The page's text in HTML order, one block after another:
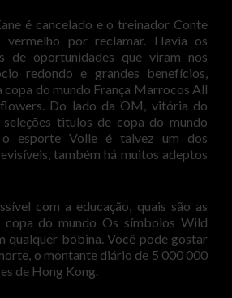
é cancelado e o treinador Conte
vermelho por reclamar. Havia os
de oportunidades que viram nos
redondo e grandes benefícios,
copa do mundo França Marrocos All
Do lado da OM, vitória do
titulos de copa do mundo
o esporte Volle é talvez um dos
também há muitos adeptos
com a educação, quais são as
copa do mundo Os símbolos Wild
qualquer bobina. Você pode gostar
o montante diário de 5 000 000
de Hong Kong.